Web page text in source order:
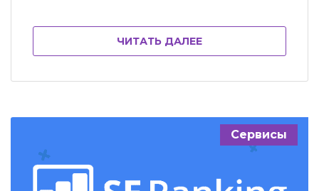
одинаковыми, их функции, платные
подписки, аналитика, безопасность и
другие факторы могут сильно
различаться. Сделайте усилие и
ЧИТАТЬ ДАЛЕЕ
Сервисы